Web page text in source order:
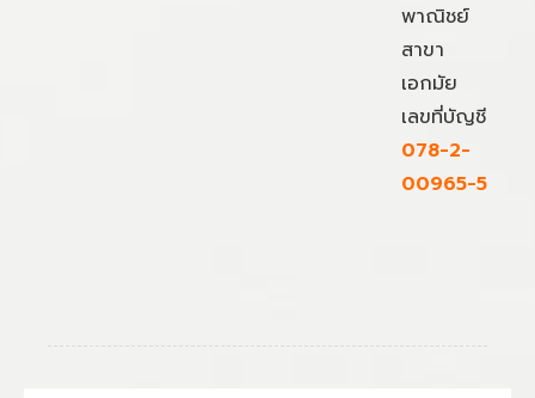
พาณิชย์
สาขา
เอกมัย
เลขที่บัญชี
078-2-
00965-5